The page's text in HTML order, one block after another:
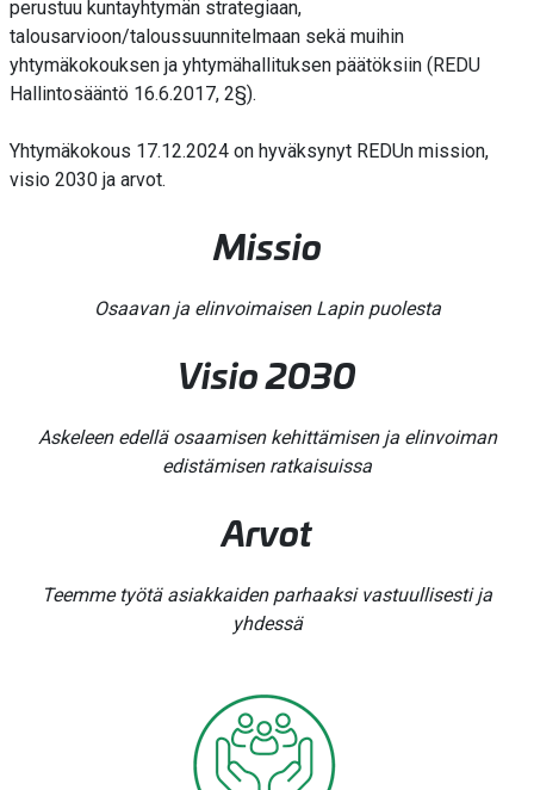
perustuu kuntayhtymän strategiaan,
talousarvioon/taloussuunnitelmaan sekä muihin
yhtymäkokouksen ja yhtymähallituksen päätöksiin (REDU
Hallintosääntö 16.6.2017, 2§).
Yhtymäkokous 17.12.2024 on hyväksynyt REDUn mission,
visio 2030 ja arvot.
Missio
Osaavan ja elinvoimaisen Lapin​ puolesta
​Visio​ 2030
Askeleen edellä osaamisen kehittämisen ja elinvoiman
edistämisen ratkaisuissa
Arvot​
Teemme työtä asiakkaiden parhaaksi vastuullisesti ja
yhdessä